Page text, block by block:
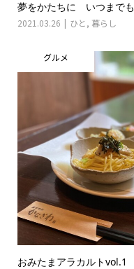
夢をかたちに いつまで
2021.03.26 ひと , 暮らし
グルメ
おみたまアラカルト